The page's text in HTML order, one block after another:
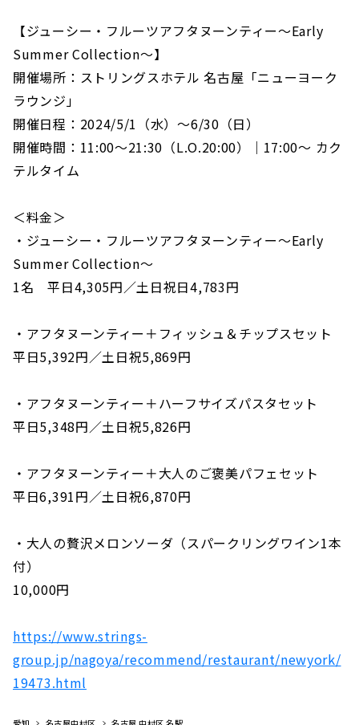
【ジューシー・フルーツアフタヌーンティー～Early
Summer Collection～】
開催場所：ストリングスホテル 名古屋「ニューヨーク
ラウンジ」
開催日程：2024/5/1（水）～6/30（日）
開催時間：11:00～21:30（L.O.20:00）｜17:00～ カク
テルタイム
＜料金＞
・ジューシー・フルーツアフタヌーンティー～Early
Summer Collection～
1名 平日4,305円／土日祝日4,783円
・アフタヌーンティー＋フィッシュ＆チップスセット
平日5,392円／土日祝5,869円
・アフタヌーンティー＋ハーフサイズパスタセット
平日5,348円／土日祝5,826円
・アフタヌーンティー＋大人のご褒美パフェセット
平日6,391円／土日祝6,870円
・大人の贅沢メロンソーダ（スパークリングワイン1本
付）
10,000円
https://www.strings-
group.jp/nagoya/recommend/restaurant/newyork/
19473.html